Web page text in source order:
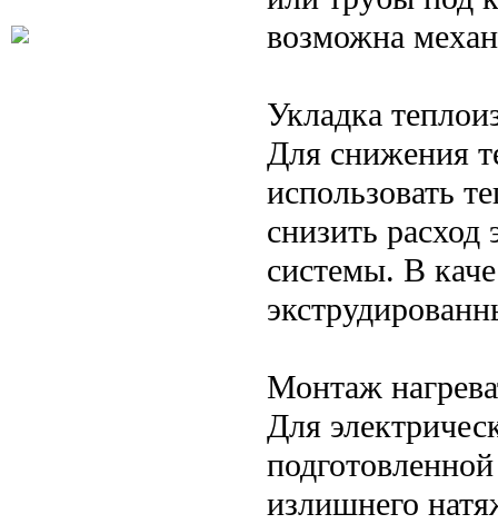
возможна
Укладка
Для снижения
использовать
снизить
системы. В
Монтаж
Для
излишнего